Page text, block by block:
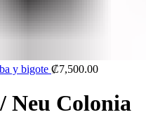
y bigote ₡7,500.00
Neu Colonia